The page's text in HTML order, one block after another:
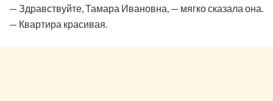
— Здравствуйте, Тамара Ивановна, — мягко сказала она.
— Квартира красивая.